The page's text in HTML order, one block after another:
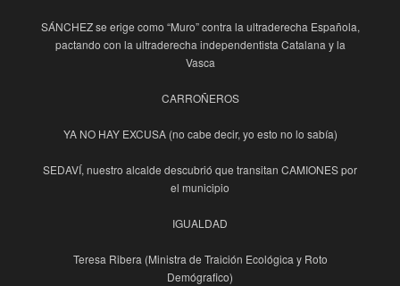
SÁNCHEZ se erige como “Muro” contra la ultraderecha Española,
pactando con la ultraderecha independentista Catalana y la
Vasca
CARROÑEROS
YA NO HAY EXCUSA (no cabe decir, yo esto no lo sabía)
SEDAVÍ, nuestro alcalde descubrió que transitan CAMIONES por
el municipio
IGUALDAD
Teresa Ribera (Ministra de Traición Ecológica y Roto
Demógrafico)